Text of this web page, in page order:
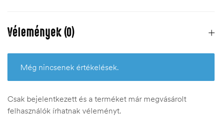
Vélemények (0)
Még nincsenek értékelések.
Csak bejelentkezett és a terméket már megvásárolt
felhasználók írhatnak véleményt.